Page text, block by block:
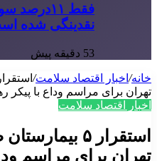
فقط
نقدینگی شده
53 دقیقه پیش
خانه/ اخبار اقتصاد سلامت/
تهران برای مراسم وداع با پیکر
اخبار اقتصاد سلامت
استقرار ۵
تهران برای مراسم